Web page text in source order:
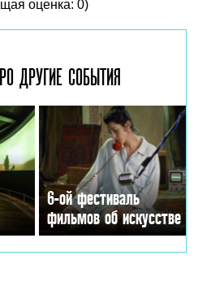
оценка: 0)
ДРУГИЕ СОБЫТИЯ
6-ой фестиваль
фильмов об искусстве